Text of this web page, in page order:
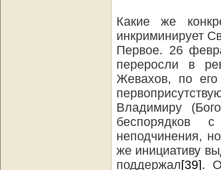
Какие же
инкриминирует
Первое. 26
переросли в
Жевахов, по
Владимиру
беспорядков
неподчинения,
же инициативу
поддержал[39].